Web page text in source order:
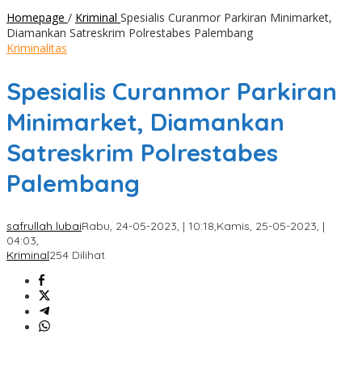
Homepage / Kriminal Spesialis Curanmor Parkiran Minimarket,
Diamankan Satreskrim Polrestabes Palembang
Kriminalitas
Spesialis Curanmor Parkiran
Minimarket, Diamankan
Satreskrim Polrestabes
Palembang
safrullah lubaiRabu, 24-05-2023, | 10:18,Kamis, 25-05-2023, |
04:03,
Kriminal254 Dilihat